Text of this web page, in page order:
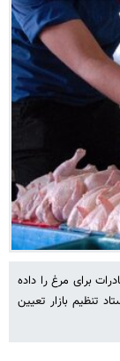
برای مرغ را داده
تنظیم بازار تعیین